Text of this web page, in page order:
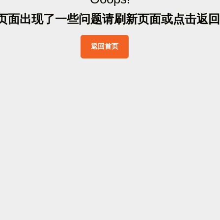
面出现了一些问题请刷新页面或点击返 回
返回首页